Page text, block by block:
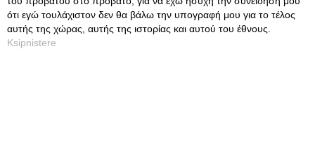
ότι εγώ τουλάχιστον δεν θα βάλω την υπογραφή μου για το τέλος
αυτής της χώρας, αυτής της ιστορίας και αυτού του έθνους.
Ksipnistere